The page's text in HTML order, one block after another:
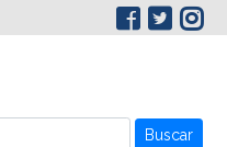
Buscar